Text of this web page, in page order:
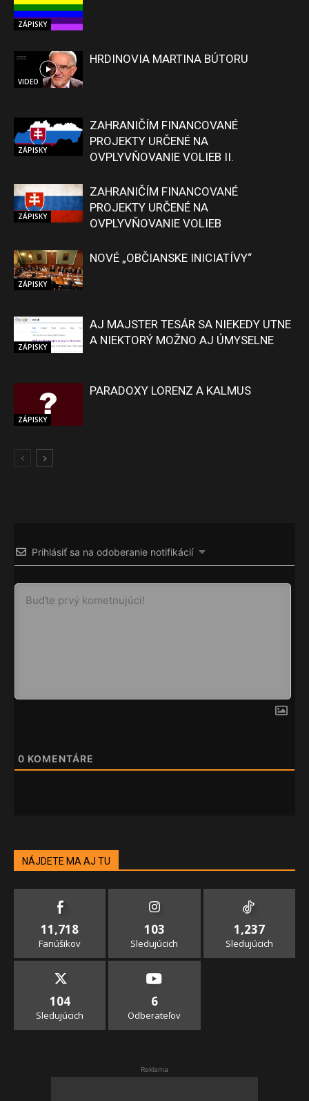
ZÁPISKY
VIDEO
HRDINOVIA MARTINA BÚTORU
ZÁPISKY
ZAHRANIČÍM FINANCOVANÉ
PROJEKTY URČENÉ NA
OVPLYVŇOVANIE VOLIEB II.
ZÁPISKY
ZAHRANIČÍM FINANCOVANÉ
PROJEKTY URČENÉ NA
OVPLYVŇOVANIE VOLIEB
ZÁPISKY
NOVÉ „OBČIANSKE INICIATÍVY“
ZÁPISKY
AJ MAJSTER TESÁR SA NIEKEDY UTNE
A NIEKTORÝ MOŽNO AJ ÚMYSELNE
ZÁPISKY
PARADOXY LORENZ A KALMUS
Prihlásiť sa na odoberanie notifikácií
0 KOMENTÁRE
NÁJDETE MA AJ TU
11,718
Fanúšikov
103
Sledujúcich
1,237
Sledujúcich
104
Sledujúcich
6
Odberateľov
Reklama